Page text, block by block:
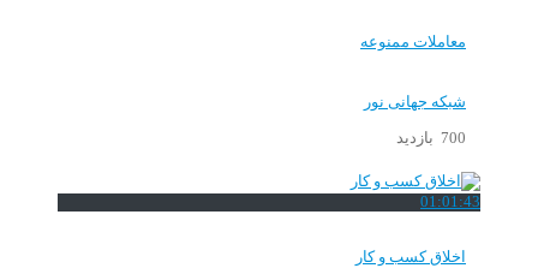
معاملات ممنوعه
شبکه جهانی نور
700 بازدید
01:01:43
اخلاق کسب و کار